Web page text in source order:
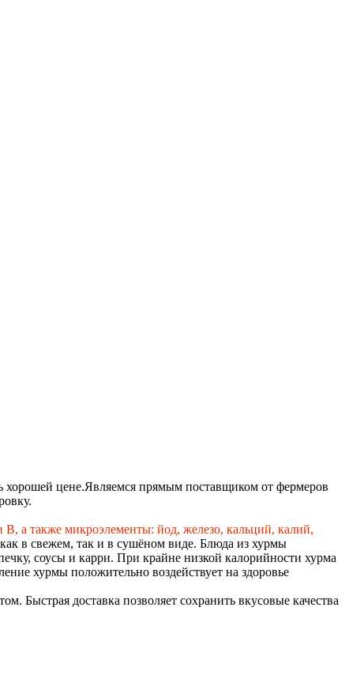
хорошей цене.Являемся прямым поставщиком от фермеров
а также микроэлементы: йод, железо, кальций, калий,
в свежем, так и в сушёном виде. Блюда из хурмы
соусы и карри. При крайне низкой калорийности хурма
хурмы положительно воздействует на здоровье
Быстрая доставка позволяет сохранить вкусовые качества